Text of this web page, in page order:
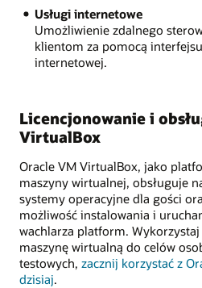
Usługi internetowe
Umożliwienie zdalnego
klientom za pomocą
internetowej.
Licencjonowanie i
VirtualBox
Oracle VM VirtualBox, jako
maszyny wirtualnej, obsługuje
systemy operacyjne dla gości
możliwość instalowania i
wachlarza platform. Wykorzystaj
maszynę wirtualną do celów
testowych, zacznij korzystać z
dzisiaj.